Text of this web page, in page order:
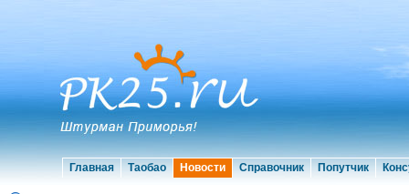
Главная Таобао Новости Справочник Попутчик